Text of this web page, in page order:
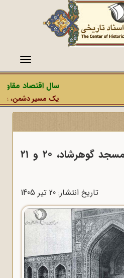
منو
سال اقتصاد
یک مسیر دشمن،
جنایات رضاشاه در مسجد گوهرشاد، 20 و 21
تاریخ انتشار: 20 تير 1405